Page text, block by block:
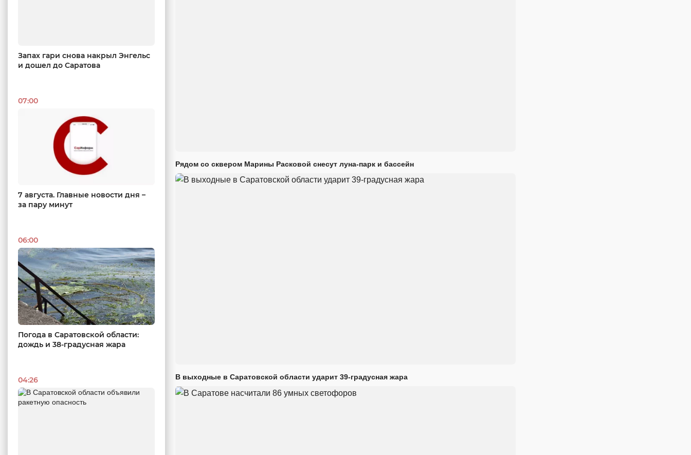
Запах гари снова накрыл Энгельс
и дошел до Саратова
07:00
7 августа. Главные новости дня –
за пару минут
06:00
Погода в Саратовской области:
дождь и 38-градусная жара
04:26
Рядом со сквером Марины Расковой снесут луна-парк и бассейн
В выходные в Саратовской области ударит 39-градусная жара